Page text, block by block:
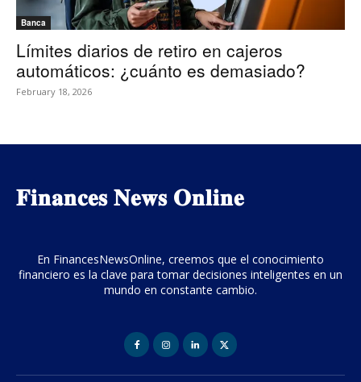
Banca
Límites diarios de retiro en cajeros
automáticos: ¿cuánto es demasiado?
February 18, 2026
𝐅𝐢𝐧𝐚𝐧𝐜𝐞𝐬 𝐍𝐞𝐰𝐬 𝐎𝐧𝐥𝐢𝐧𝐞
En FinancesNewsOnline, creemos que el conocimiento
financiero es la clave para tomar decisiones inteligentes en un
mundo en constante cambio.